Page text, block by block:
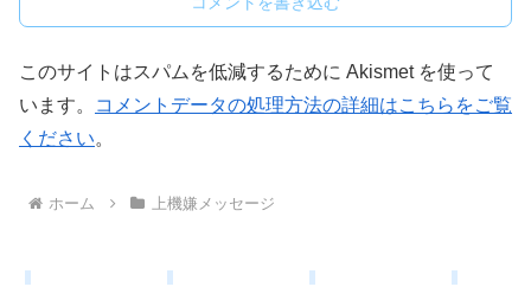
このサイトはスパムを低減するために Akismet を使って
います。
コメントデータの処理方法の詳細はこちらをご覧
ください。
ホーム 上機嫌メッセージ